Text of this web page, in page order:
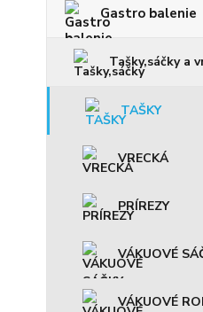
Gastro balenie
Tašky,sáčky a
TAŠKY
VRECKÁ
PRÍREZY
VÁKUOVÉ
VÁKUOVÉ